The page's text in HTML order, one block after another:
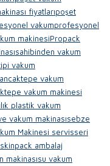
fiyatlarıpoşet
vakumprofesyonel
makinesiPropack
sahibinden vakum
vakum
vakum
vakum makinesi
plastik vakum
vakum makinasısebze
Makinesi servisseri
skinpack ambalaj
makinasısu vakum